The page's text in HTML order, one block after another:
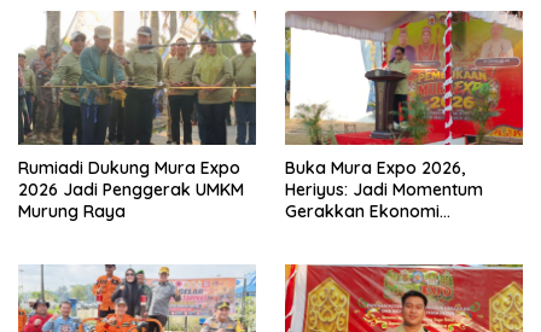
Rumiadi Dukung Mura Expo
2026 Jadi Penggerak UMKM
Murung Raya
Buka Mura Expo 2026,
Heriyus: Jadi Momentum
Gerakkan Ekonomi